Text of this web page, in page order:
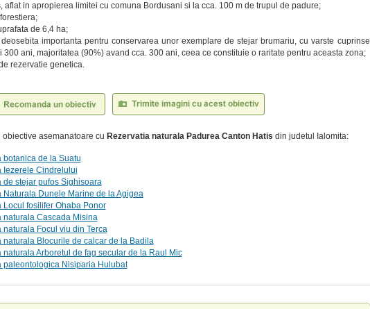
aflat in apropierea limitei cu comuna Bordusani si la cca. 100 m de trupul de padure;
de 6,4 ha;
importanta pentru conservarea unor exemplare de stejar brumariu, cu varste cuprinse
300 ani, majoritatea (90%) avand cca. 300 ani, ceea ce constituie o raritate pentru aceasta zona;
rezervatie genetica.
obiective asemanatoare cu Rezervatia naturala Padurea Canton Hatis din judetul Ialomita:
botanica de la Suatu
Iezerele Cindrelului
de stejar pufos Sighisoara
Naturala Dunele Marine de la Agigea
Locul fosilifer Ohaba Ponor
naturala Cascada Misina
naturala Focul viu din Terca
naturala Blocurile de calcar de la Badila
naturala Arboretul de fag secular de la Raul Mic
paleontologica Nisiparia Hulubat